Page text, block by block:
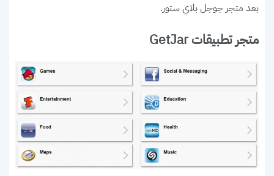
بعد متجر جوجل بلاي ستور.
متجر تطبيقات GetJar